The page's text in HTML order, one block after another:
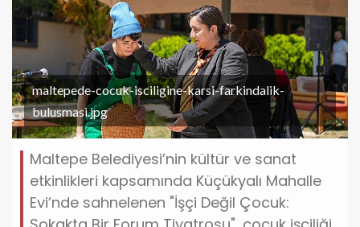
maltepede-cocuk-isciligine-karsi-farkindalik-
bulusmasi.jpg
Maltepe Belediyesi’nin kültür ve sanat
etkinlikleri kapsamında Küçükyalı Mahalle
Evi’nde sahnelenen "İşçi Değil Çocuk: